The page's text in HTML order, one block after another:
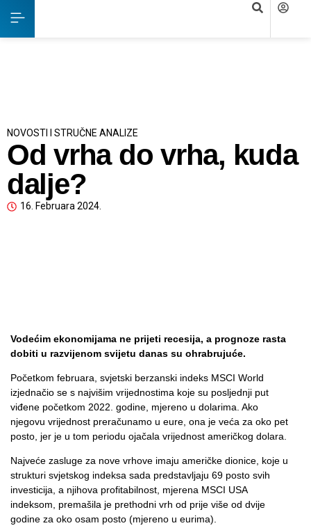
NOVOSTI I STRUČNE ANALIZE
Od vrha do vrha, kuda
dalje?
16. Februara 2024.
Vodećim ekonomijama ne prijeti recesija, a prognoze rasta
dobiti u razvijenom svijetu danas su ohrabrujuće.
Početkom februara, svjetski berzanski indeks MSCI World
izjednačio se s najvišim vrijednostima koje su posljednji put
viđene početkom 2022. godine, mjereno u dolarima. Ako
njegovu vrijednost preračunamo u eure, ona je veća za oko pet
posto, jer je u tom periodu ojačala vrijednost američkog dolara.
Najveće zasluge za nove vrhove imaju američke dionice, koje u
strukturi svjetskog indeksa sada predstavljaju 69 posto svih
investicija, a njihova profitabilnost, mjerena MSCI USA
indeksom, premašila je prethodni vrh od prije više od dvije
godine za oko osam posto (mjereno u eurima).